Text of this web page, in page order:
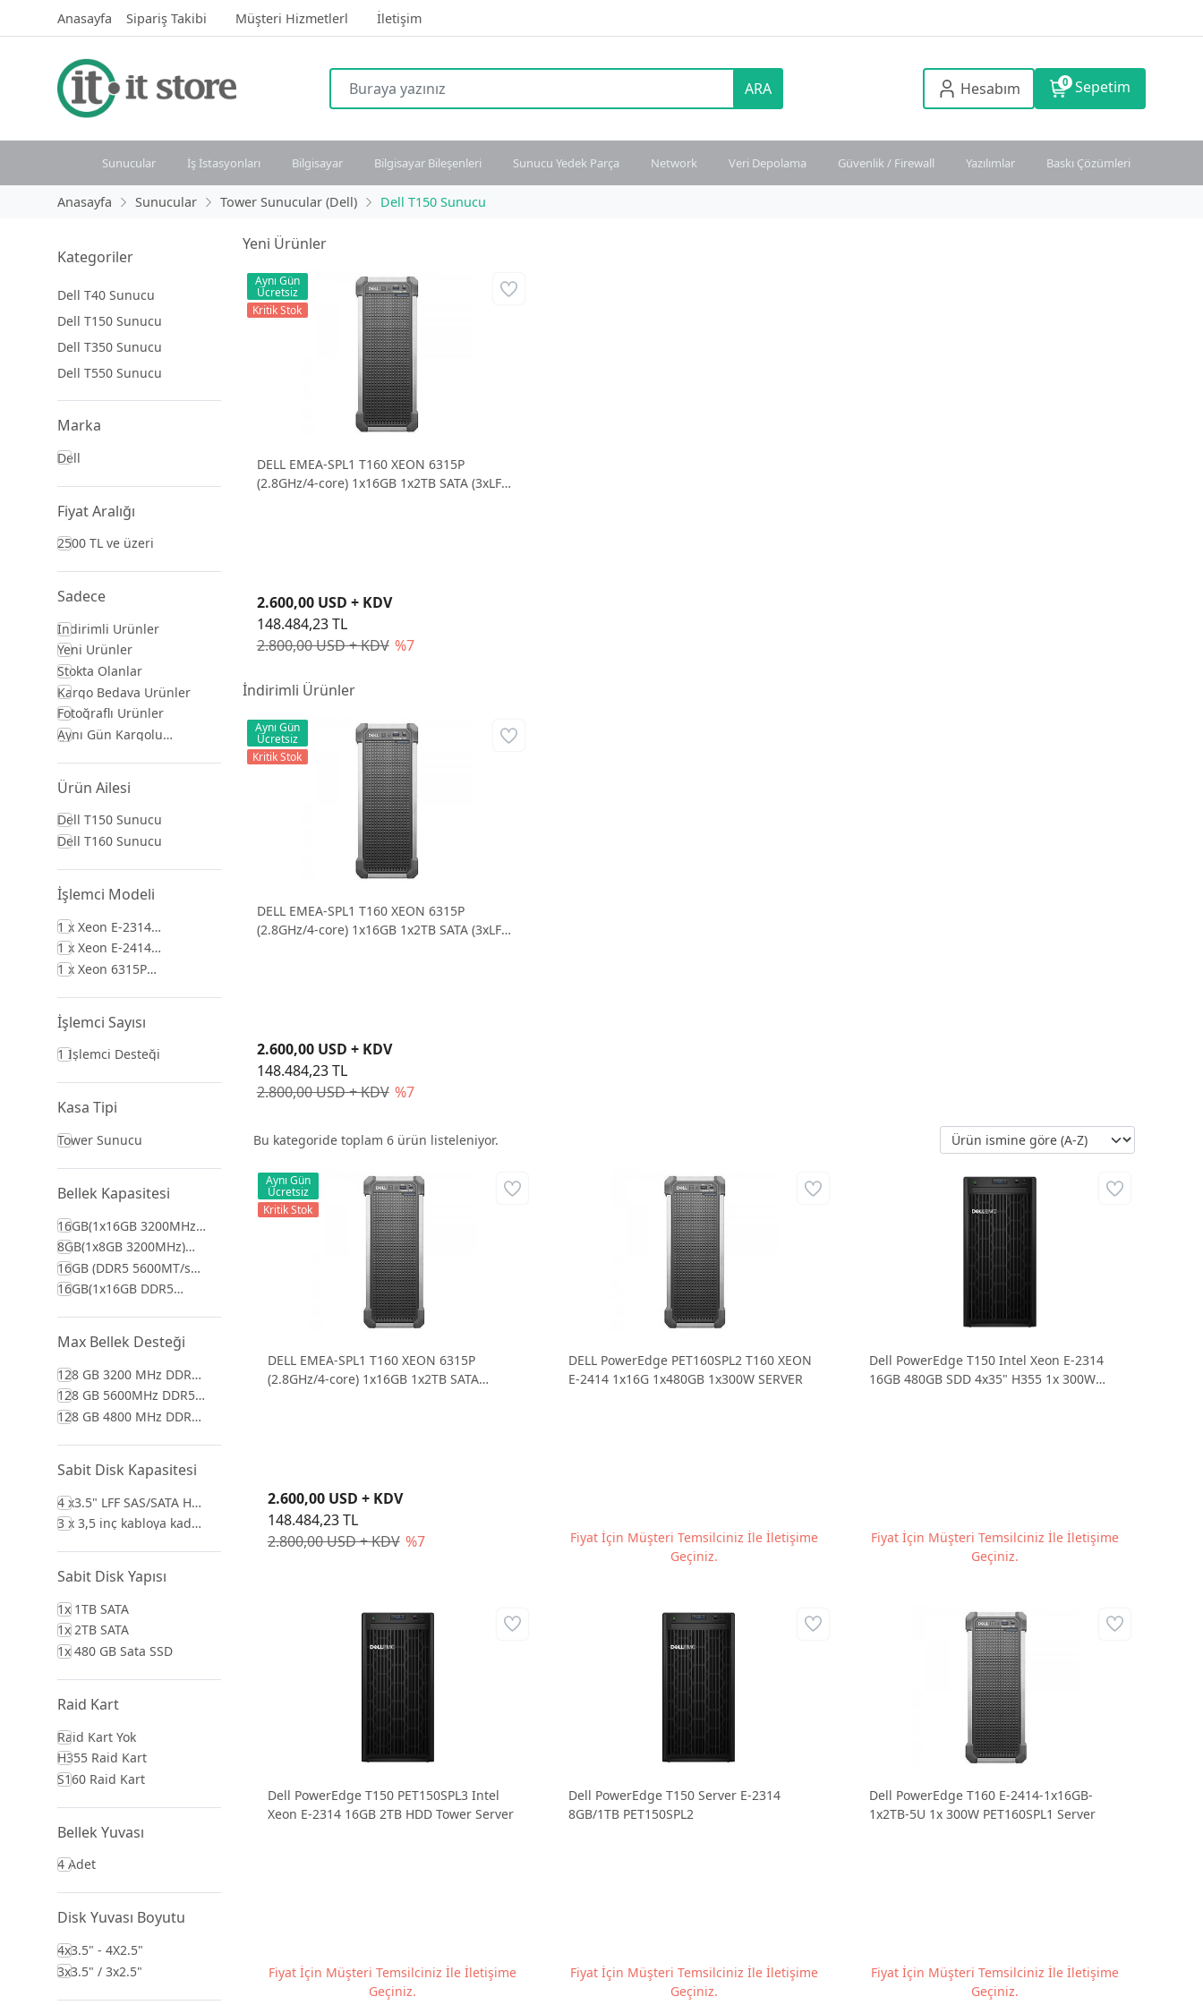
Anasayfa Sipariş Takibi Müşteri Hizmetlerl İletişim
ARA Hesabım 0 Sepetim
Sunucular İş İstasyonları Bilgisayar Bilgisayar Bileşenleri Sunucu Yedek Parça Network Veri Depolama Güvenlik / Firewall Yazılımlar Baskı Çözümleri
Anasayfa Sunucular Tower Sunucular (Dell) Dell T150 Sunucu
Kategoriler
Dell T40 Sunucu
Dell T150 Sunucu
Dell T350 Sunucu
Dell T550 Sunucu
Marka
Dell
Fiyat Aralığı
2500 TL ve üzeri
Sadece
İndirimli Ürünler
Yeni Ürünler
Stokta Olanlar
Kargo Bedava Ürünler
Fotoğraflı Ürünler
Aynı Gün Kargolu
Ürünler
Ürün Ailesi
Dell T150 Sunucu
Dell T160 Sunucu
İşlemci Modeli
1 x Xeon E-2314
(2.8GHz/4-Core)
1 x Xeon E-2414
(2.6GHz/4-Core)
1 x Xeon 6315P
(2.8GHz/4-Core)
İşlemci Sayısı
1 İşlemci Desteği
Kasa Tipi
Tower Sunucu
Bellek Kapasitesi
16GB(1x16GB 3200MHz)
UDIMM
8GB(1x8GB 3200MHz)
UDIMM
16GB (DDR5 5600MT/s
ECC UDIMM)
16GB(1x16GB DDR5
4800MHz) UDIMM
Max Bellek Desteği
128 GB 3200 MHz DDR4-
UDRAM
128 GB 5600MHz DDR5-
UDRAM
128 GB 4800 MHz DDR5-
UDRAM
Sabit Disk Kapasitesi
4 x3.5" LFF SAS/SATA Hot
Plug
3 x 3,5 inç kabloya kadar
SAS/SATA HDD/SSD,
maks. 48 TB
Sabit Disk Yapısı
1x 1TB SATA
1x 2TB SATA
1x 480 GB Sata SSD
Raid Kart
Raid Kart Yok
H355 Raid Kart
S160 Raid Kart
Bellek Yuvası
4 Adet
Disk Yuvası Boyutu
4x3.5" - 4X2.5"
3x3.5" / 3x2.5"
Yeni Ürünler
DELL EMEA-SPL1 T160 XEON 6315P
(2.8GHz/4-core) 1x16GB 1x2TB SATA (3xLFF)
2.800,00 USD + KDV %7
2.600,00 USD + KDV
148.484,23 TL
Aynı Gün
Ücretsiz
Kritik Stok
İndirimli Ürünler
DELL EMEA-SPL1 T160 XEON 6315P
(2.8GHz/4-core) 1x16GB 1x2TB SATA (3xLFF)
2.800,00 USD + KDV %7
2.600,00 USD + KDV
148.484,23 TL
Aynı Gün
Ücretsiz
Kritik Stok
Bu kategoride toplam 6ürün listeleniyor.
DELL EMEA-SPL1 T160 XEON 6315P
(2.8GHz/4-core) 1x16GB 1x2TB SATA
2.800,00 USD + KDV %7
2.600,00 USD + KDV
148.484,23 TL
Aynı Gün
Ücretsiz
Kritik Stok
DELL PowerEdge PET160SPL2 T160 XEON
E-2414 1x16G 1x480GB 1x300W SERVER
Fiyat İçin Müşteri Temsilciniz İle İletişime
Geçiniz.
Dell PowerEdge T150 Intel Xeon E-2314
16GB 480GB SDD 4x35" H355 1x 300W
Fiyat İçin Müşteri Temsilciniz İle İletişime
Geçiniz.
Dell PowerEdge T150 PET150SPL3 Intel
Xeon E-2314 16GB 2TB HDD Tower Server
Fiyat İçin Müşteri Temsilciniz İle İletişime
Geçiniz.
Dell PowerEdge T150 Server E-2314
8GB/1TB PET150SPL2
Fiyat İçin Müşteri Temsilciniz İle İletişime
Geçiniz.
Dell PowerEdge T160 E-2414-1x16GB-
1x2TB-5U 1x 300W PET160SPL1 Server
Fiyat İçin Müşteri Temsilciniz İle İletişime
Geçiniz.